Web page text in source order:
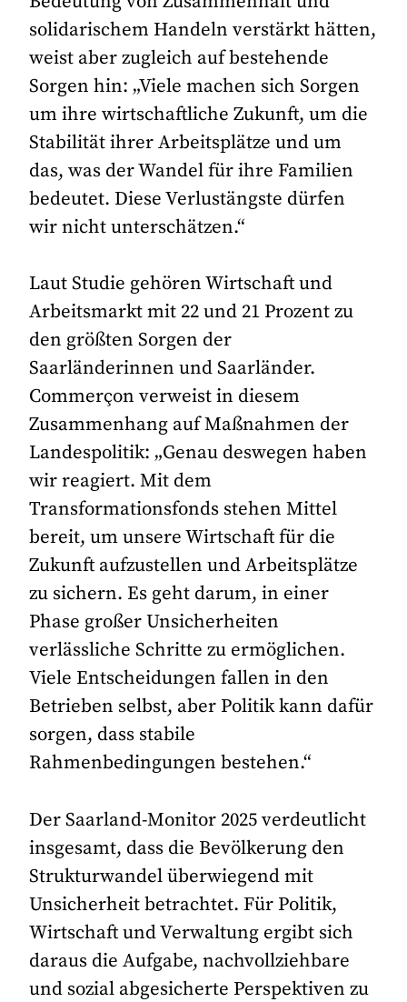
solidarischem Handeln verstärkt hätten,
weist aber zugleich auf bestehende
Sorgen hin: „Viele machen sich Sorgen
um ihre wirtschaftliche Zukunft, um die
Stabilität ihrer Arbeitsplätze und um
das, was der Wandel für ihre Familien
bedeutet. Diese Verlustängste dürfen
wir nicht unterschätzen.“
Laut Studie gehören Wirtschaft und
Arbeitsmarkt mit 22 und 21 Prozent zu
den größten Sorgen der
Saarländerinnen und Saarländer.
Commerçon verweist in diesem
Zusammenhang auf Maßnahmen der
Landespolitik: „Genau deswegen haben
wir reagiert. Mit dem
Transformationsfonds stehen Mittel
bereit, um unsere Wirtschaft für die
Zukunft aufzustellen und Arbeitsplätze
zu sichern. Es geht darum, in einer
Phase großer Unsicherheiten
verlässliche Schritte zu ermöglichen.
Viele Entscheidungen fallen in den
Betrieben selbst, aber Politik kann dafür
sorgen, dass stabile
Rahmenbedingungen bestehen.“
Der Saarland-Monitor 2025 verdeutlicht
insgesamt, dass die Bevölkerung den
Strukturwandel überwiegend mit
Unsicherheit betrachtet. Für Politik,
Wirtschaft und Verwaltung ergibt sich
daraus die Aufgabe, nachvollziehbare
und sozial abgesicherte Perspektiven zu